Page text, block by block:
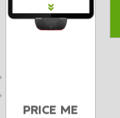
PRICE ME